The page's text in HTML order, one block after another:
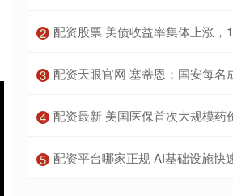
2 配资股票 美债收益率集体上涨，10年期美债收
3 配资天眼官网 塞蒂恩：国安每名成员都在压力下生活，赢
4 配资最新 美国医保首次大规模药价谈判：15种
5 配资平台哪家正规 AI基础设施快速发展 机构积